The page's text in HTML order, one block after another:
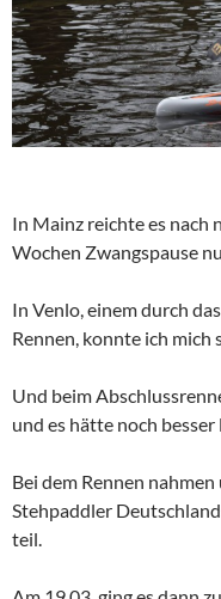
In Mainz reichte es nach
Wochen Zwangspause
In Venlo, einem durch
Rennen, konnte ich mich
Und beim
und es hätte noch
Bei dem Rennen
Stehpaddler
teil.